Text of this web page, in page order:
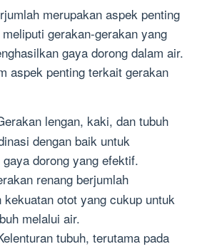
merupakan aspek penting
gerakan-gerakan yang
gaya dorong dalam air.
aspek penting terkait gerakan
lengan, kaki, dan tubuh
dengan baik untuk
dorong yang efektif.
renang berjumlah
kekuatan otot yang cukup untuk
melalui air.
tubuh, terutama pada